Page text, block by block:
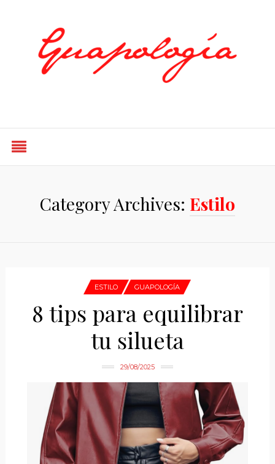
Category Archives: Estilo
ESTILO GUAPOLOGÍA
8 tips para equilibrar
tu silueta
29/08/2025